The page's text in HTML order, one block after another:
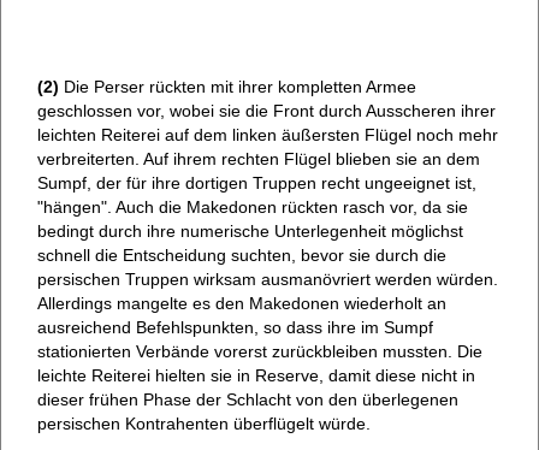
(2) Die Perser rückten mit ihrer kompletten Armee
geschlossen vor, wobei sie die Front durch Ausscheren ihrer
leichten Reiterei auf dem linken äußersten Flügel noch mehr
verbreiterten. Auf ihrem rechten Flügel blieben sie an dem
Sumpf, der für ihre dortigen Truppen recht ungeeignet ist,
"hängen". Auch die Makedonen rückten rasch vor, da sie
bedingt durch ihre numerische Unterlegenheit möglichst
schnell die Entscheidung suchten, bevor sie durch die
persischen Truppen wirksam ausmanövriert werden würden.
Allerdings mangelte es den Makedonen wiederholt an
ausreichend Befehlspunkten, so dass ihre im Sumpf
stationierten Verbände vorerst zurückbleiben mussten. Die
leichte Reiterei hielten sie in Reserve, damit diese nicht in
dieser frühen Phase der Schlacht von den überlegenen
persischen Kontrahenten überflügelt würde.